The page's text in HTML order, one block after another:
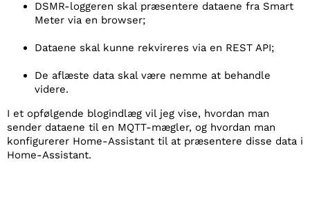
DSMR-loggeren skal præsentere dataene fra Smart
Meter via en browser;
Dataene skal kunne rekvireres via en REST API;
De aflæste data skal være nemme at behandle
videre.
I et opfølgende blogindlæg vil jeg vise, hvordan man
sender dataene til en MQTT-mægler, og hvordan man
konfigurerer Home-Assistant til at præsentere disse data i
Home-Assistant.